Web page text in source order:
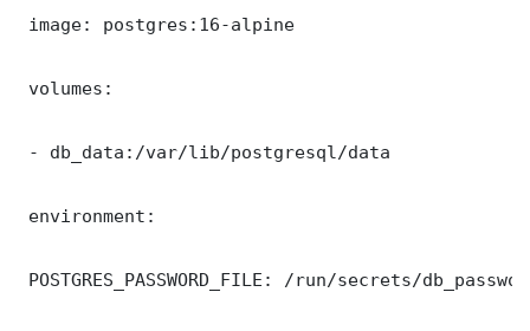
image: postgres:16-alpine
volumes:
- db_data:/var/lib/postgresql/data
environment:
POSTGRES_PASSWORD_FILE: /run/secrets/